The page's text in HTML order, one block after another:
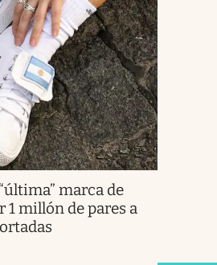
marca de
1 millón de pares a